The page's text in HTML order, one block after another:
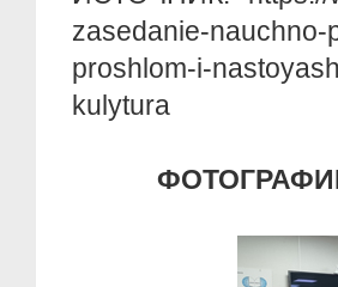
zasedanie-
proshlom-i-
kulytura